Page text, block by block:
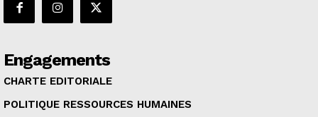
Engagements
CHARTE EDITORIALE
POLITIQUE RESSOURCES HUMAINES